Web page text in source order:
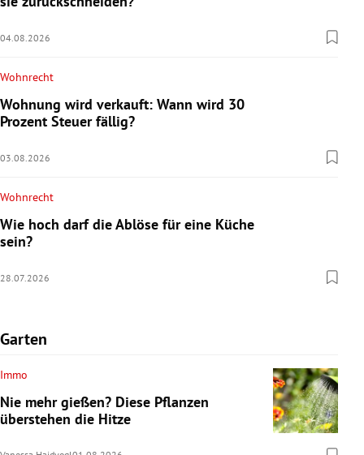
04.08.2026
Wohnrecht
Wohnung wird verkauft: Wann wird 30
Prozent Steuer fällig?
03.08.2026
Wohnrecht
Wie hoch darf die Ablöse für eine Küche
sein?
28.07.2026
Garten
Immo
Nie mehr gießen? Diese Pflanzen
überstehen die Hitze